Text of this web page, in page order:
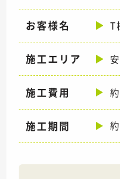
お客様名 T
施工エリア
施工費用
施工期間